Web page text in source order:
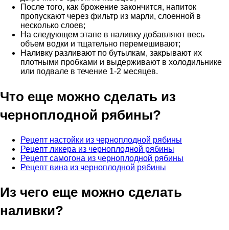
После того, как брожение закончится, напиток
пропускают через фильтр из марли, слоенной в
несколько слоев;
На следующем этапе в наливку добавляют весь
объем водки и тщательно перемешивают;
Наливку разливают по бутылкам, закрывают их
плотными пробками и выдерживают в холодильнике
или подвале в течение 1-2 месяцев.
Что еще можно сделать из
черноплодной рябины?
Рецепт настойки из черноплодной рябины
Рецепт ликера из черноплодной рябины
Рецепт самогона из черноплодной рябины
Рецепт вина из черноплодной рябины
Из чего еще можно сделать
наливки?